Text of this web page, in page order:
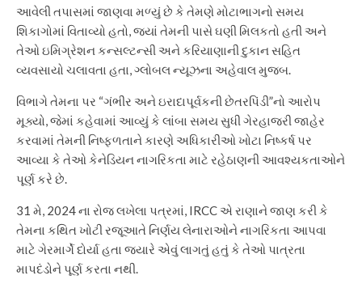
આવેલી તપાસમાં જાણવા મળ્યું છે કે તેમણે મોટાભાગનો સમય
શિકાગોમાં વિતાવ્યો હતો, જ્યાં તેમની પાસે ઘણી મિલકતો હતી અને
તેઓ ઇમિગ્રેશન કન્સલ્ટન્સી અને કરિયાણાની દુકાન સહિત
વ્યવસાયો ચલાવતા હતા, ગ્લોબલ ન્યૂઝના અહેવાલ મુજબ.
વિભાગે તેમના પર “ગંભીર અને ઇરાદાપૂર્વકની છેતરપિંડી”નો આરોપ
મૂક્યો, જેમાં કહેવામાં આવ્યું કે લાંબા સમય સુધી ગેરહાજરી જાહેર
કરવામાં તેમની નિષ્ફળતાને કારણે અધિકારીઓ ખોટા નિષ્કર્ષ પર
આવ્યા કે તેઓ કેનેડિયન નાગરિકતા માટે રહેઠાણની આવશ્યકતાઓને
પૂર્ણ કરે છે.
31 મે, 2024 ના રોજ લખેલા પત્રમાં, IRCC એ રાણાને જાણ કરી કે
તેમના કથિત ખોટી રજૂઆતે નિર્ણય લેનારાઓને નાગરિકતા આપવા
માટે ગેરમાર્ગે દોર્યા હતા જ્યારે એવું લાગતું હતું કે તેઓ પાત્રતા
માપદંડોને પૂર્ણ કરતા નથી.